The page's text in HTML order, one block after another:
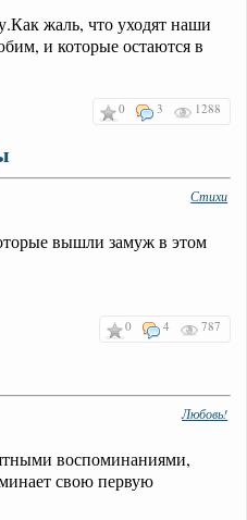
жаль, что уходят наши
и которые остаются в
0 3 1288
Стихи
вышли замуж в этом
0 4 787
Любовь!
воспоминаниями,
свою первую